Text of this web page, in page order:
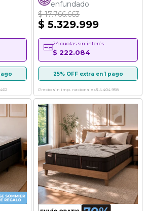
enfundado
$ 17.766.663
$ 5.329.999
24 cuotas sin interés
$ 222.084
25% OFF extra en 1 pago
Precio sin imp. nacionales$ 4.404.958